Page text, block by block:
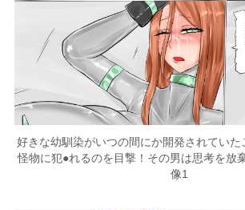
好きな幼馴染がいつの間にか開発されていた
怪物に犯●れるのを目撃！その男は思考を放
像1